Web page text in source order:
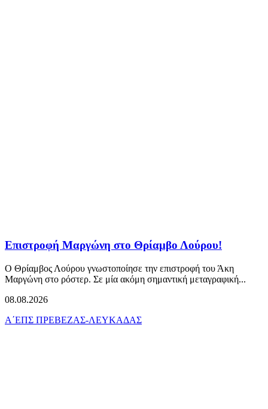
Επιστροφή Μαργώνη στο Θρίαμβο Λούρου!
Ο Θρίαμβος Λούρου γνωστοποίησε την επιστροφή του Άκη
Μαργώνη στο ρόστερ. Σε μία ακόμη σημαντική μεταγραφική...
08.08.2026
Α΄ΕΠΣ ΠΡΕΒΕΖΑΣ-ΛΕΥΚΑΔΑΣ